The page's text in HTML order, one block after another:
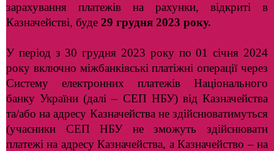
зарахування платежів на рахунки, відкриті в
Казначействі, буде 29 грудня 2023 року.
У період з 30 грудня 2023 року по 01 січня 2024
року включно міжбанківські платіжні операції через
Систему електронних платежів Національного
банку України (далі – СЕП НБУ) від Казначейства
та/або на адресу Казначейства не здійснюватимуться
(учасники СЕП НБУ не зможуть здійснювати
платежі на адресу Казначейства, а Казначейство – на